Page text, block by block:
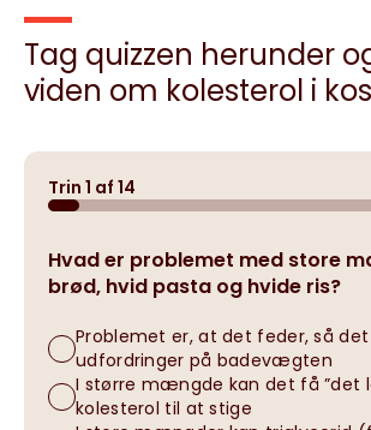
Tag quizzen herunder
viden om kolesterol i
Trin 1 af 14
Hvad er problemet med store
brød, hvid pasta og hvide ris?
Problemet er, at det feder, så
udfordringer på badevægten
I større mængde kan det få ”det
kolesterol til at stige